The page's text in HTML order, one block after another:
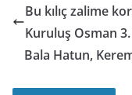
Bu kılıç zalime
Kuruluş Osman
Bala Hatun,